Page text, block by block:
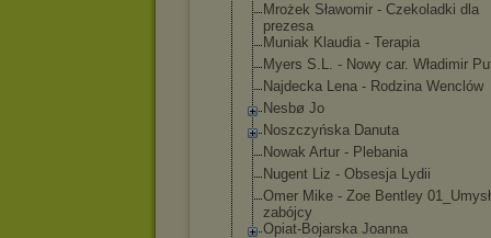
Mrożek Sławomir - Czekoladki dla
prezesa
Muniak Klaudia - Terapia
Myers S.L. - Nowy car. Władimir
Najdecka Lena - Rodzina Wenclów
Nesbø Jo
Noszczyńska Danuta
Nowak Artur - Plebania
Nugent Liz - Obsesja Lydii
Omer Mike - Zoe Bentley 01_Umysł
zabójcy
Opiat-Bojarska Joanna